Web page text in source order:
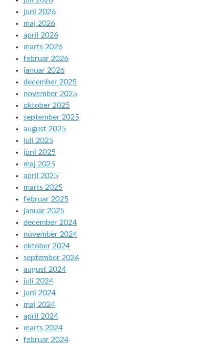
juni 2026
maj 2026
april 2026
marts 2026
februar 2026
januar 2026
december 2025
november 2025
oktober 2025
september 2025
august 2025
juli 2025
juni 2025
maj 2025
april 2025
marts 2025
februar 2025
januar 2025
december 2024
november 2024
oktober 2024
september 2024
august 2024
juli 2024
juni 2024
maj 2024
april 2024
marts 2024
februar 2024